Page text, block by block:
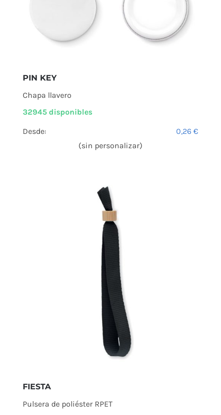
PIN KEY
Chapa llavero
32945 disponibles
Desde: 0,26€
(sin personalizar)
FIESTA
Pulsera de poliéster RPET